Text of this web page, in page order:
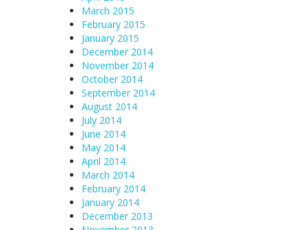
March 2015
February 2015
January 2015
December 2014
November 2014
October 2014
September 2014
August 2014
July 2014
June 2014
May 2014
April 2014
March 2014
February 2014
January 2014
December 2013